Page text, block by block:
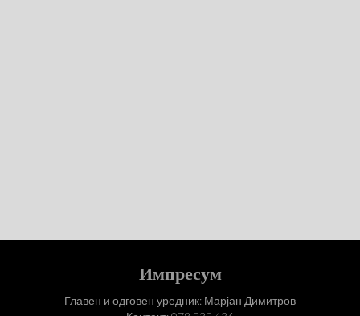
Импресум
Главен и одговен уредник: Марјан Димитров